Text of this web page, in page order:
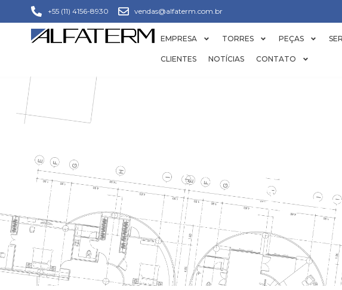
+55 (11) 4156-8930 vendas@alfaterm.com.br
EMPRESA TORRES PEÇAS
CLIENTES NOTÍCIAS CONTATO
PEÇAS